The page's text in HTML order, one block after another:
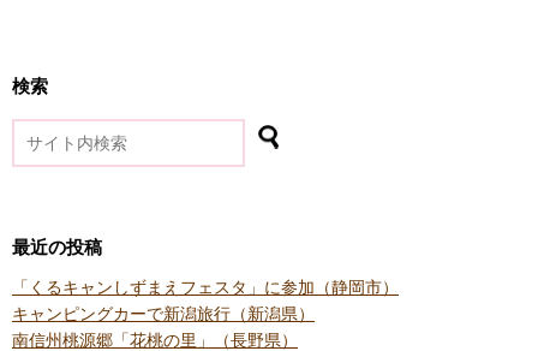
検索
最近の投稿
「くるキャンしずまえフェスタ」に参加（静岡市）
キャンピングカーで新潟旅行（新潟県）
南信州桃源郷「花桃の里」（長野県）